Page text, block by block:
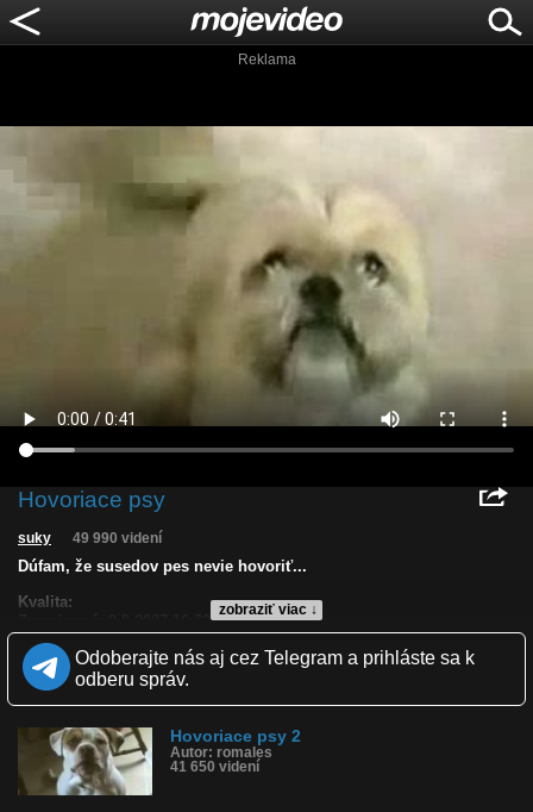
Reklama
Hovoriace psy
zobraziť viac ↓
suky 49 990 videní
Dúfam, že susedov pes nevie hovoriť...
Kvalita:
Páči sa: 92% (36 hlasov)
Obľúbené: 34
Komentárov: 14
Tagy: pes, hovoriť
História sledovanosti videa:
Odoberajte nás aj cez Telegram a prihláste sa k
odberu správ.
Hovoriace psy 2
Autor: romales
41 650 videní